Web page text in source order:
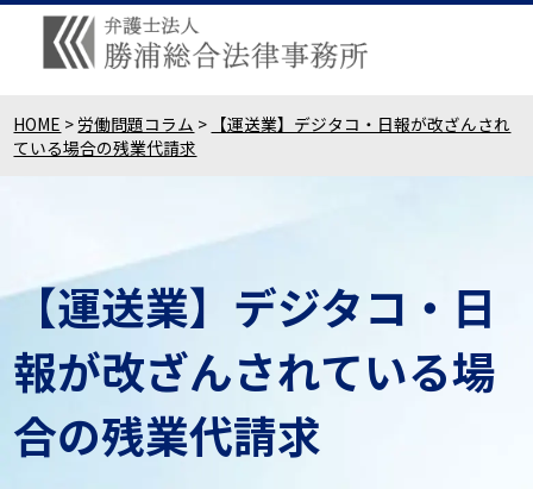
HOME > 労働問題コラム > 【運送業】デジタコ・日報が改ざんされ
ている場合の残業代請求
【運送業】デジタコ・日
報が改ざんされている場
合の残業代請求